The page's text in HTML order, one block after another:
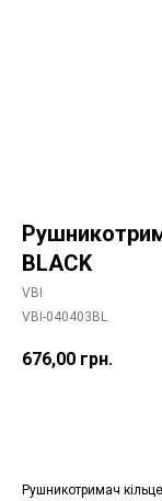
BLACK
VBI
VBI-040403BL
676,00 грн.
Рушникотримач